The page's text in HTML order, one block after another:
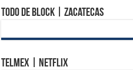
Todo de Block | Zacatecas
Telmex | Netflix